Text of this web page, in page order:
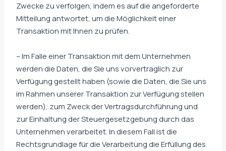
Zwecke zu verfolgen, indem es auf die angeforderte
Mitteilung antwortet, um die Möglichkeit einer
Transaktion mit Ihnen zu prüfen.
– Im Falle einer Transaktion mit dem Unternehmen
werden die Daten, die Sie uns vorvertraglich zur
Verfügung gestellt haben (sowie die Daten, die Sie uns
im Rahmen unserer Transaktion zur Verfügung stellen
werden), zum Zweck der Vertragsdurchführung und
zur Einhaltung der Steuergesetzgebung durch das
Unternehmen verarbeitet. In diesem Fall ist die
Rechtsgrundlage für die Verarbeitung die Erfüllung des